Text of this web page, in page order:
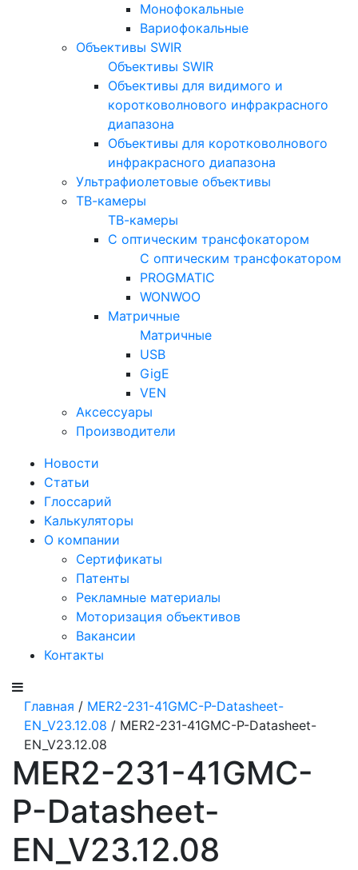
Монофокальные
Вариофокальные
Объективы SWIR
Объективы SWIR
Объективы для видимого и
коротковолнового инфракрасного
диапазона
Объективы для коротковолнового
инфракрасного диапазона
Ультрафиолетовые объективы
ТВ-камеры
ТВ-камеры
С оптическим трансфокатором
С оптическим трансфокатором
PROGMATIC
WONWOO
Матричные
Матричные
USB
GigE
VEN
Аксессуары
Производители
Новости
Статьи
Глоссарий
Калькуляторы
О компании
Сертификаты
Патенты
Рекламные материалы
Моторизация объективов
Вакансии
Контакты
Главная / MER2-231-41GMC-P-Datasheet-
EN_V23.12.08 / MER2-231-41GMC-P-Datasheet-
EN_V23.12.08
MER2-231-41GMC-
P-Datasheet-
EN_V23.12.08